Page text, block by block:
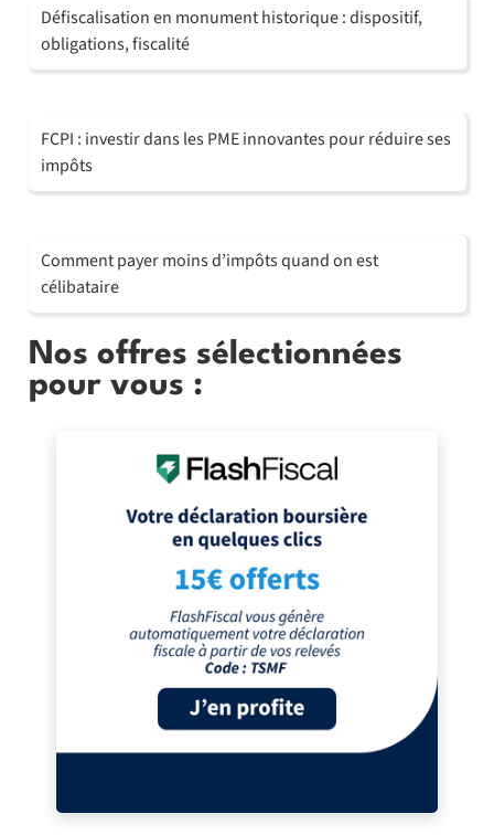
Défiscalisation en monument historique : dispositif,
obligations, fiscalité
FCPI : investir dans les PME innovantes pour réduire ses
impôts
Comment payer moins d’impôts quand on est
célibataire
Nos offres sélectionnées
pour vous :